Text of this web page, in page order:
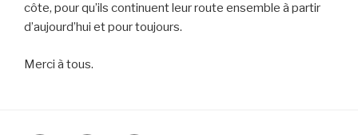
côte, pour qu’ils continuent leur route ensemble à partir
d’aujourd’hui et pour toujours.
Merci à tous.